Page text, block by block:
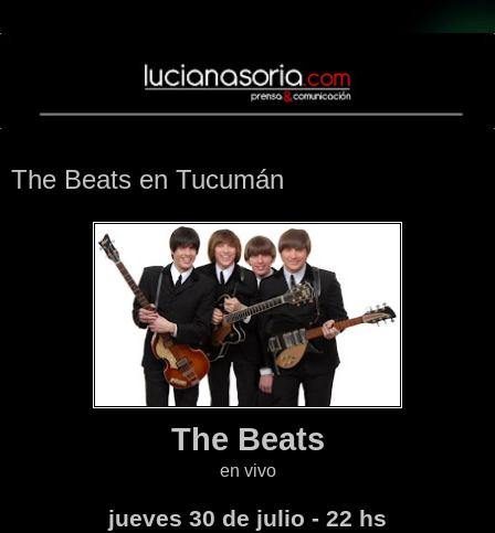
The Beats en Tucumán
The Beats
en vivo
jueves 30 de julio - 22 hs